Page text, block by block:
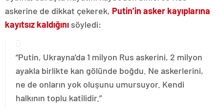
askerine de dikkat çekerek, Putin’in asker kayıplarına
kayıtsız kaldığını söyledi:
“Putin, Ukrayna’da 1 milyon Rus askerini, 2 milyon
ayakla birlikte kan gölünde boğdu. Ne askerlerini,
ne de onların yok oluşunu umursuyor. Kendi
halkının toplu katilidir.”